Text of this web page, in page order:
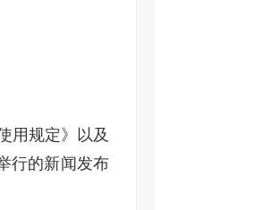
用规定》以及
行的新闻发布